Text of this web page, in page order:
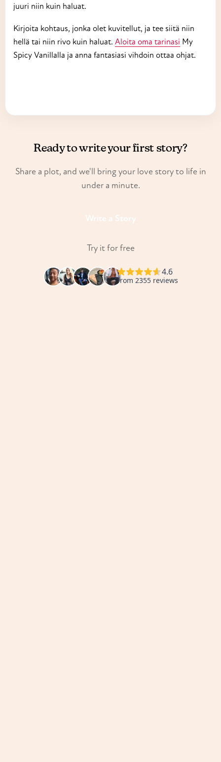
juuri niin kuin haluat.
Kirjoita kohtaus, jonka olet kuvitellut, ja tee siitä niin
hellä tai niin rivo kuin haluat. Aloita oma tarinasi My
Spicy Vanillalla ja anna fantasiasi vihdoin ottaa ohjat.
Ready to write your first story?
Share a plot, and we'll bring your love story to life in
under a minute.
Write a Story
Try it for free